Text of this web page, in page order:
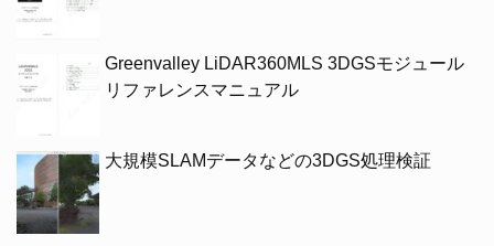
Greenvalley LiDAR360MLS 3DGSモジュール
リファレンスマニュアル
大規模SLAMデータなどの3DGS処理検証